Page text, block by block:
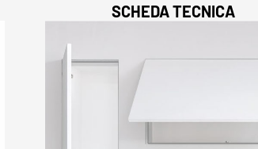
SCHEDA TECNICA